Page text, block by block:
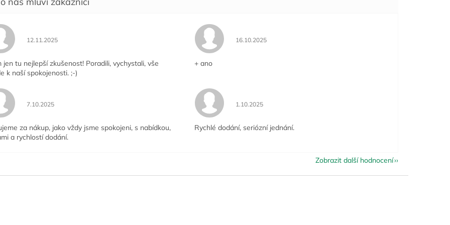
Hodnocení obchodu je 5 z 5 hvězdiček.
12.11.2025
jen tu nejlepší zkušenost! Poradili, vychystali, vše
k naší spokojenosti. ;-)
Hodnocení obchodu je 5 z 5 hvězdiček.
16.10.2025
+ ano
Hodnocení obchodu je 5 z 5 hvězdiček.
7.10.2025
za nákup, jako vždy jsme spokojeni, s nabídkou,
a rychlostí dodání.
Hodnocení obchodu je 5 z 5 hvězdiček.
1.10.2025
Rychlé dodání, seriózní jednání.
Zobrazit další hodnocení